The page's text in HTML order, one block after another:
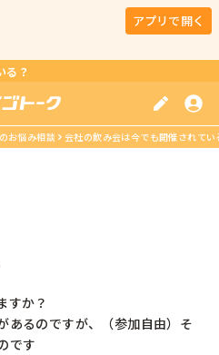
アプリで開く
る？
お悩み相談 会社の飲み会は今でも開催されてい
すか？
あるのですが、（参加自由）そ
です